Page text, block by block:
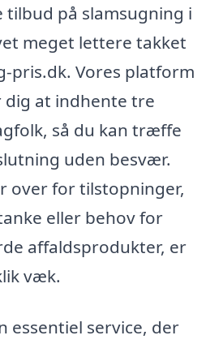
tilbud på slamsugning i
meget lettere takket
pris.dk. Vores platform
at indhente tre
så du kan træffe
uden besvær.
over for tilstopninger,
eller behov for
affaldsprodukter, er
væk.
essentiel service, der